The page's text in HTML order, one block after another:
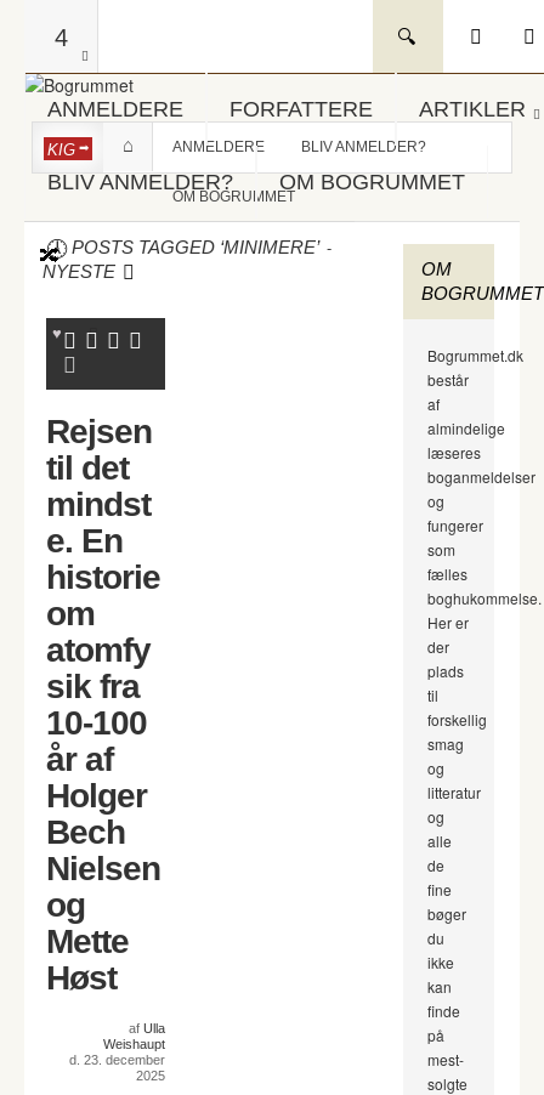
4
ANMELDERE FORFATTERE ARTIKLER
BLIV ANMELDER? OM BOGRUMMET
KIG ANMELDERE BLIV ANMELDER?
OM BOGRUMMET
POSTS TAGGED ‘MINIMERE’ -
NYESTE
Rejsen
til det
mindst
e. En
historie
om
atomfy
sik fra
10-100
år af
Holger
Bech
Nielsen
og
Mette
Høst
af Ulla
Weishaupt
d. 23. december
2025
OM
BOGRUMMET
Bogrummet.dk
består
af
almindelige
læseres
boganmeldelser
og
fungerer
som
fælles
boghukommelse.
Her er
der
plads
til
forskellig
smag
og
litteratur
og
alle
de
fine
bøger
du
ikke
kan
finde
på
mest-
solgte